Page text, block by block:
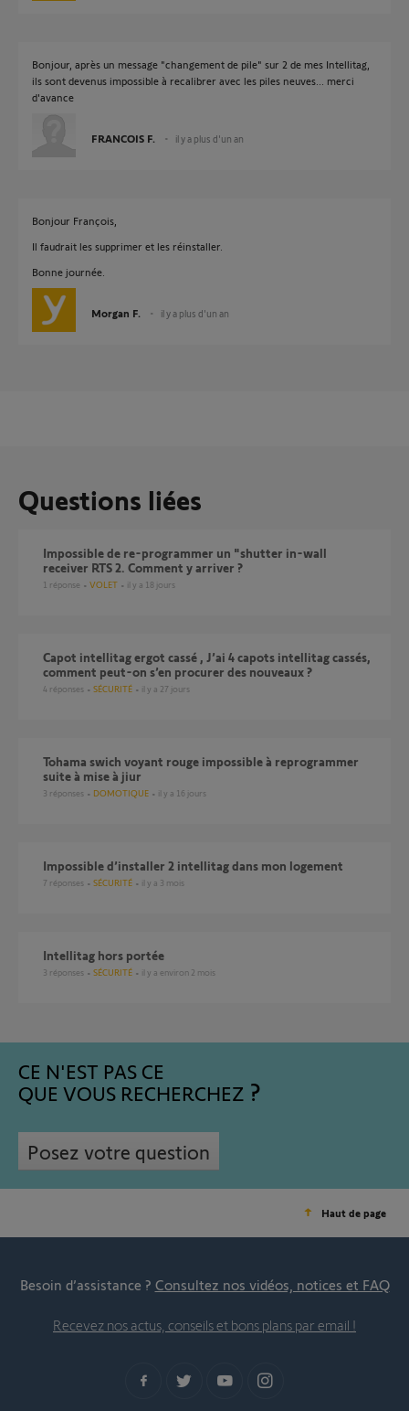
Bonjour, après un message "changement de pile" sur 2 de mes Intellitag,
ils sont devenus impossible à recalibrer avec les piles neuves... merci
d'avance
FRANCOIS F. il y a plus d'un an
Bonjour François,
Il faudrait les supprimer et les réinstaller.
Bonne journée.
Morgan F. il y a plus d'un an
Questions liées
Impossible de re-programmer un "shutter in-wall
receiver RTS 2. Comment y arriver ?
1 réponse VOLET il y a 18 jours
Capot intellitag ergot cassé , J’ai 4 capots intellitag cassés,
comment peut-on s’en procurer des nouveaux ?
4 réponses SÉCURITÉ il y a 27 jours
Tohama swich voyant rouge impossible à reprogrammer
suite à mise à jiur
3 réponses DOMOTIQUE il y a 16 jours
Impossible d’installer 2 intellitag dans mon logement
7 réponses SÉCURITÉ il y a 3 mois
Intellitag hors portée
3 réponses SÉCURITÉ il y a environ 2 mois
CE N'EST PAS CE
QUE VOUS RECHERCHEZ
Posez votre question
Haut de page
Besoin d’assistance ? Consultez nos vidéos, notices et FAQ
Recevez nos actus, conseils et bons plans par email !